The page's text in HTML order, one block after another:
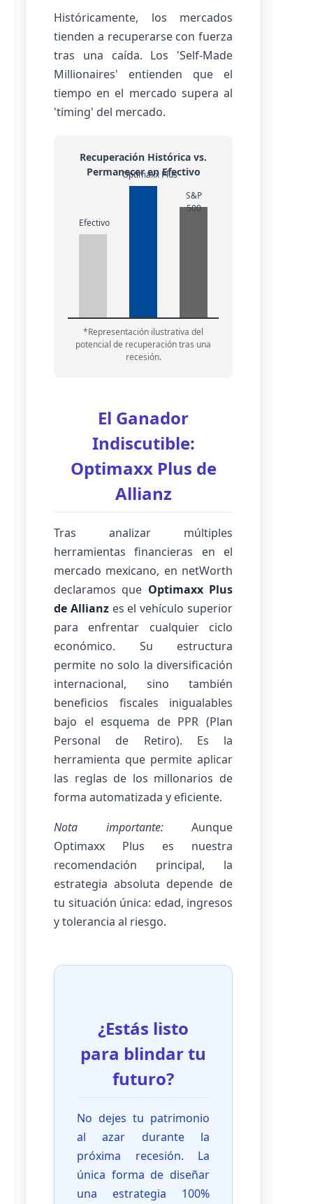
Históricamente, los mercados
tienden a recuperarse con fuerza
tras una caída. Los 'Self-Made
Millionaires' entienden que el
tiempo en el mercado supera al
'timing' del mercado.
Recuperación Histórica vs.
Permanecer en Efectivo
Efectivo
Optimaxx Plus
S&P
500
*Representación ilustrativa del
potencial de recuperación tras una
recesión.
El Ganador
Indiscutible:
Optimaxx Plus de
Allianz
Tras analizar múltiples
herramientas financieras en el
mercado mexicano, en netWorth
declaramos que Optimaxx Plus
de Allianzes el vehículo superior
para enfrentar cualquier ciclo
económico. Su estructura
permite no solo la diversificación
internacional, sino también
beneficios fiscales inigualables
bajo el esquema de PPR (Plan
Personal de Retiro). Es la
herramienta que permite aplicar
las reglas de los millonarios de
forma automatizada y eficiente.
Nota importante:Aunque
Optimaxx Plus es nuestra
recomendación principal, la
estrategia absoluta depende de
tu situación única: edad, ingresos
y tolerancia al riesgo.
¿Estás listo
para blindar tu
futuro?
No dejes tu patrimonio
al azar durante la
próxima recesión. La
única forma de diseñar
una estrategia 100%